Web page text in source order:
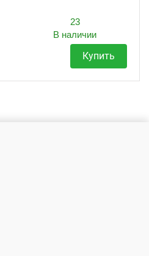
23
В наличии
Купить